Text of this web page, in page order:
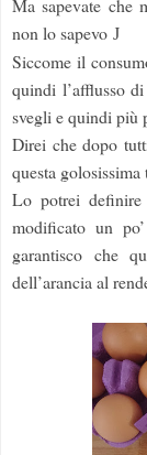
Ma sapevate che
non lo sapevo J
Siccome il
quindi l’afflusso
svegli e quindi più
Direi che dopo
questa
Lo potrei
modificato un
garantisco che
dell’arancia al